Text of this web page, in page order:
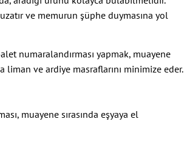
ve memurun şüphe duymasına yol
numaralandırması yapmak, muayene
liman ve ardiye masraflarını minimize eder.
muayene sırasında eşyaya el